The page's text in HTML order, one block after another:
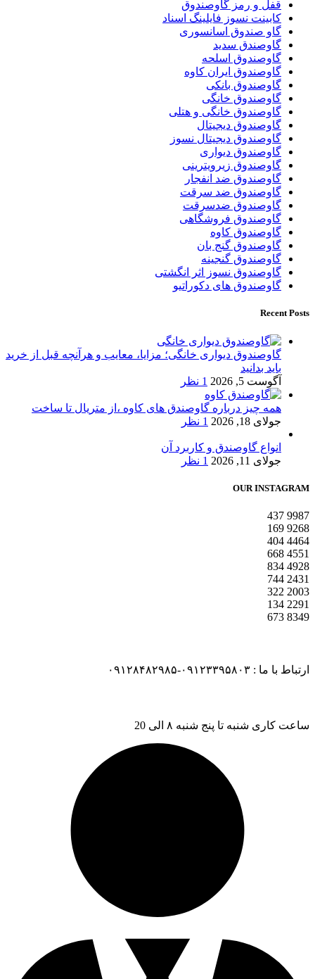
قفل و رمز گاوصندوق
کابینت نسوز فایلینگ اسناد
گاو صندوق اسانسوری
گاوصندق سدید
گاوصندوق اسلحه
گاوصندوق ایران کاوه
گاوصندوق بانکی
گاوصندوق خانگی
گاوصندوق خانگی و هتلی
گاوصندوق دیجیتال
گاوصندوق دیجیتال نسوز
گاوصندوق دیواری
گاوصندوق زیرویترینی
گاوصندوق ضد انفجار
گاوصندوق ضد سرقت
گاوصندوق ضدسرقت
گاوصندوق فروشگاهی
گاوصندوق کاوه
گاوصندوق گنج بان
گاوصندوق گنجینه
گاوصندوق نسوز اثر انگشتی
گاوصندوق های دکوراتیو
Recent Posts
گاوصندوق دیواری خانگی؛ مزایا، معایب و هرآنچه قبل از خرید
باید بدانید
آگوست 5, 2026
1 نظر
همه چیز درباره گاوصندق های کاوه ،از متریال تا ساخت
جولای 18, 2026
1 نظر
انواع گاوصندق و کاربرد آن
جولای 11, 2026
1 نظر
OUR INSTAGRAM
9987
437
9268
169
4464
404
4551
668
4928
834
2431
744
2003
322
2291
134
8349
673
ارتباط با ما : ۰۹۱۲۳۳۹۵۸۰۳-۰۹۱۲۸۴۸۲۹۸۵
ساعت کاری شنبه تا پنج شنبه ۸ الی 20